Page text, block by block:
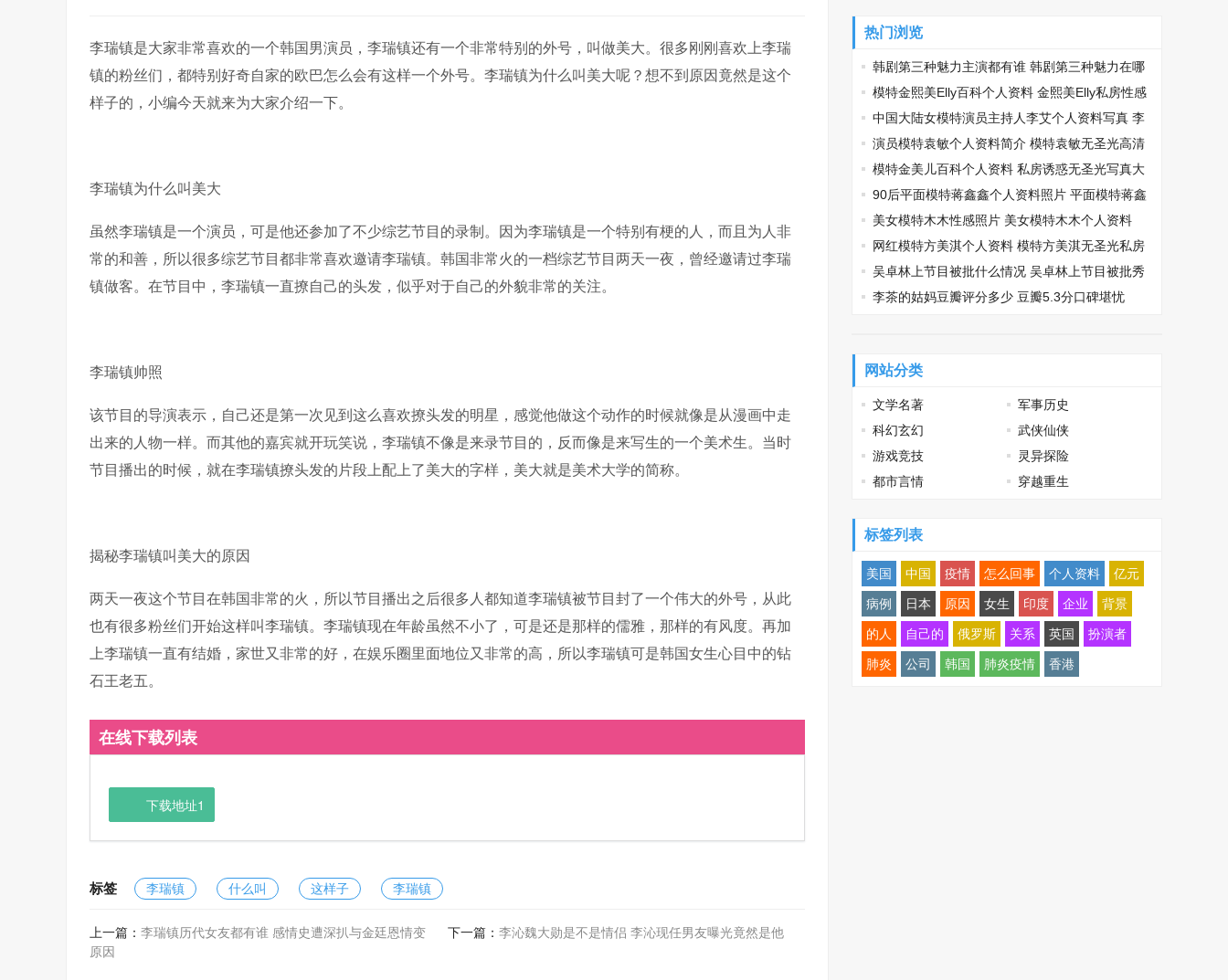
李瑞镇是大家非常喜欢的一个韩国男演员，李瑞镇还有一个非常特别的外号，叫做美大。很多刚刚喜欢上李瑞
镇的粉丝们，都特别好奇自家的欧巴怎么会有这样一个外号。李瑞镇为什么叫美大呢？想不到原因竟然是这个
样子的，小编今天就来为大家介绍一下。
李瑞镇为什么叫美大
虽然李瑞镇是一个演员，可是他还参加了不少综艺节目的录制。因为李瑞镇是一个特别有梗的人，而且为人非
常的和善，所以很多综艺节目都非常喜欢邀请李瑞镇。韩国非常火的一档综艺节目两天一夜，曾经邀请过李瑞
镇做客。在节目中，李瑞镇一直撩自己的头发，似乎对于自己的外貌非常的关注。
李瑞镇帅照
该节目的导演表示，自己还是第一次见到这么喜欢撩头发的明星，感觉他做这个动作的时候就像是从漫画中走
出来的人物一样。而其他的嘉宾就开玩笑说，李瑞镇不像是来录节目的，反而像是来写生的一个美术生。当时
节目播出的时候，就在李瑞镇撩头发的片段上配上了美大的字样，美大就是美术大学的简称。
揭秘李瑞镇叫美大的原因
两天一夜这个节目在韩国非常的火，所以节目播出之后很多人都知道李瑞镇被节目封了一个伟大的外号，从此
也有很多粉丝们开始这样叫李瑞镇。李瑞镇现在年龄虽然不小了，可是还是那样的儒雅，那样的有风度。再加
上李瑞镇一直有结婚，家世又非常的好，在娱乐圈里面地位又非常的高，所以李瑞镇可是韩国女生心目中的钻
石王老五。
在线下载列表
下载地址1
标签 李瑞镇 什么叫 这样子 李瑞镇
上一篇： 李瑞镇历代女友都有谁 感情史遭深扒与金廷恩情变
原因
下一篇： 李沁魏大勋是不是情侣 李沁现任男友曝光竟然是他
热门浏览
韩剧第三种魅力主演都有谁 韩剧第三种魅力在哪
个台播
模特金熙美Elly百科个人资料 金熙美Elly私房性感
写真中国大陆女模特演员主持人李艾个人资料写真 李
艾私房照
演员模特袁敏个人资料简介 模特袁敏无圣光高清
性感写真
模特金美儿百科个人资料 私房诱惑无圣光写真大
片90后平面模特蒋鑫鑫个人资料照片 平面模特蒋鑫
鑫性感私房写真
美女模特木木性感照片 美女模特木木个人资料
网红模特方美淇个人资料 模特方美淇无圣光私房
性感写真
吴卓林上节目被批什么情况 吴卓林上节目被批秀
英文薄情寡义
李茶的姑妈豆瓣评分多少 豆瓣5.3分口碑堪忧
网站分类
文学名著
军事历史
科幻玄幻
武侠仙侠
游戏竞技
灵异探险
都市言情
穿越重生
标签列表
美国 中国 疫情 怎么回事 个人资料 亿元
病例 日本 原因 女生 印度 企业 背景
的人 自己的 俄罗斯 关系 英国 扮演者
肺炎 公司 韩国 肺炎疫情 香港